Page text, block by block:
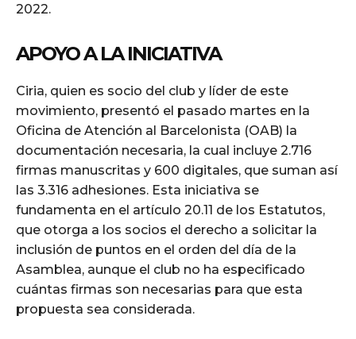
2022.
APOYO A LA INICIATIVA
Ciria, quien es socio del club y líder de este
movimiento, presentó el pasado martes en la
Oficina de Atención al Barcelonista (OAB) la
documentación necesaria, la cual incluye 2.716
firmas manuscritas y 600 digitales, que suman así
las 3.316 adhesiones. Esta iniciativa se
fundamenta en el artículo 20.11 de los Estatutos,
que otorga a los socios el derecho a solicitar la
inclusión de puntos en el orden del día de la
Asamblea, aunque el club no ha especificado
cuántas firmas son necesarias para que esta
propuesta sea considerada.